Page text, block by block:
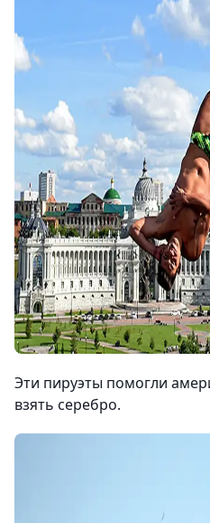
Эти пируэты помогли
взять серебро.